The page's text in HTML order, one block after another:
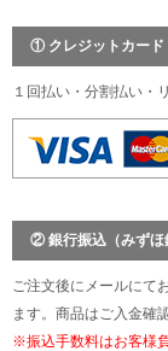
① クレジットカード
１回払い・分割払い・
② 銀行振込（みずほ
ご注文後にメールにて
ます。商品はご入金確
※振込手数料はお客様